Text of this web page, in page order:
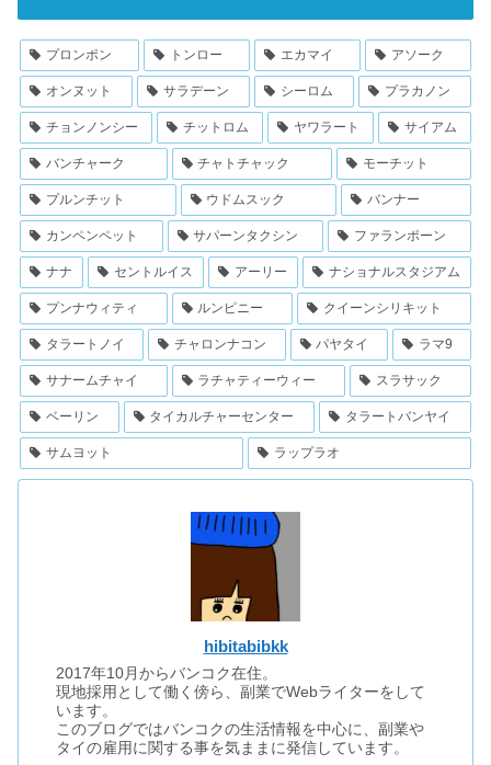
プロンポン トンロー エカマイ アソーク
オンヌット サラデーン シーロム プラカノン
チョンノンシー チットロム ヤワラート サイアム
バンチャーク チャトチャック モーチット
プルンチット ウドムスック バンナー
カンペンペット サパーンタクシン ファランポーン
ナナ セントルイス アーリー ナショナルスタジアム
プンナウィティ ルンピニー クイーンシリキット
タラートノイ チャロンナコン パヤタイ ラマ9
サナームチャイ ラチャティーウィー スラサック
ベーリン タイカルチャーセンター タラートバンヤイ
サムヨット ラップラオ
hibitabibkk
2017年10月からバンコク在住。
現地採用として働く傍ら、副業でWebライターをして
います。
このブログではバンコクの生活情報を中心に、副業や
タイの雇用に関する事を気ままに発信しています。